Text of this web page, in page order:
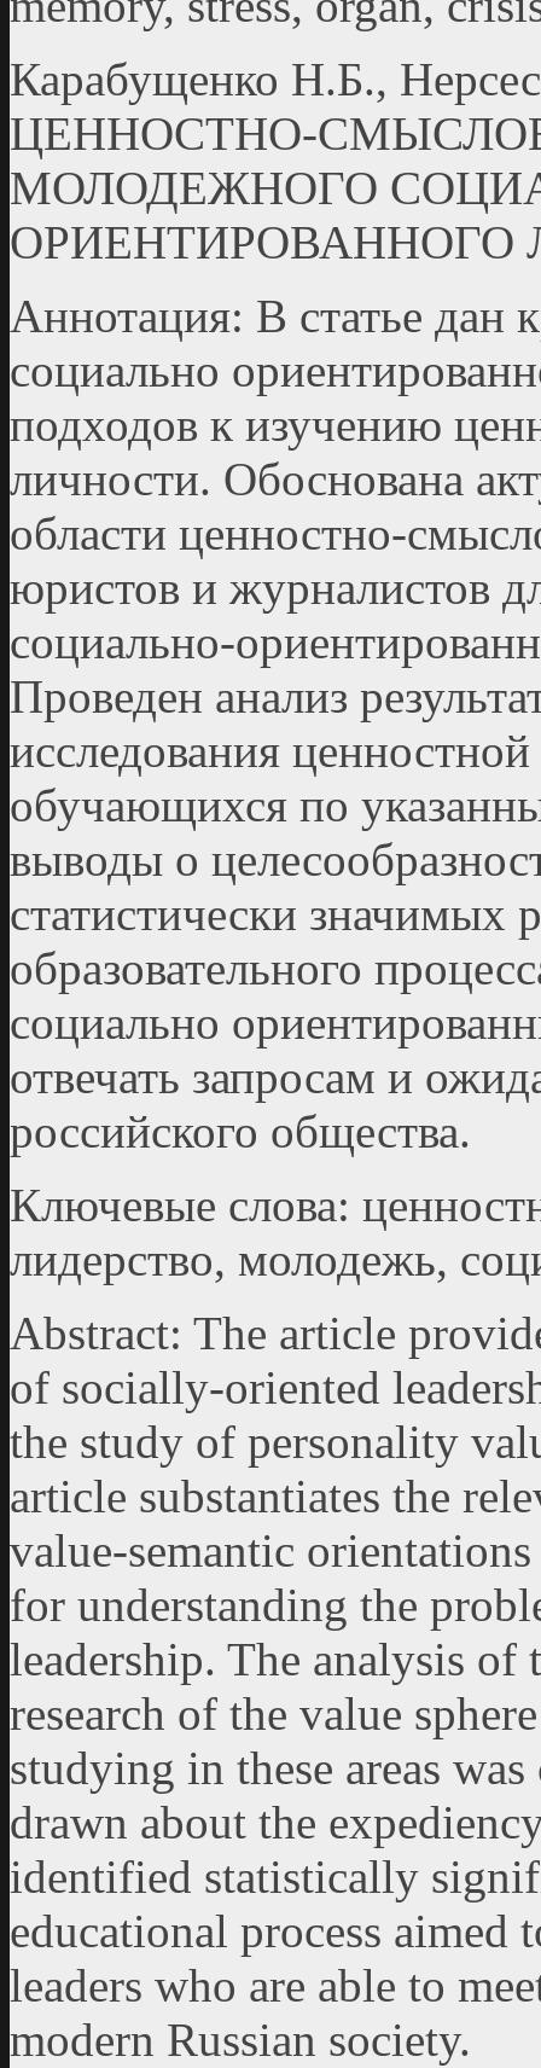
Карабущенко Н.Б.,
ЦЕННОСТНО-
МОЛОДЕЖНОГО
ОРИЕНТИРОВАННОГО
Аннотация: В статье дан
социально
подходов к изучению
личности. Обоснована
области ценностно-
юристов и журналистов
социально-
Проведен анализ
исследования
обучающихся по
выводы о
статистически значимых
образовательного
социально
отвечать запросам и
российского общества.
Ключевые слова:
лидерство, молодежь,
Abstract: The article
of socially-oriented
the study of personality
article substantiates the
value-semantic
for understanding the
leadership. The analysis of
research of the value
studying in these areas
drawn about the
identified statistically
educational process
leaders who are able to
modern Russian society.